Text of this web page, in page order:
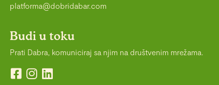
platforma@dobridabar.com
Budi u toku
Prati Dabra, komuniciraj sa njim na društvenim mrežama.